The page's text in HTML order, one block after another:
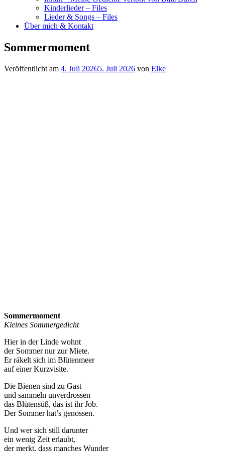
Kinderlieder – Files
Lieder & Songs – Files
Über mich & Kontakt
Sommermoment
Veröffentlicht am 4. Juli 20265. Juli 2026 von Elke
Sommermoment
Kleines Sommergedicht
Hier in der Linde wohnt
der Sommer nur zur Miete.
Er räkelt sich im Blütenmeer
auf einer Kurzvisite.
Die Bienen sind zu Gast
und sammeln unverdrossen
das Blütensüß, das ist ihr Job.
Der Sommer hat’s genossen.
Und wer sich still darunter
ein wenig Zeit erlaubt,
der merkt, dass manches Wunder